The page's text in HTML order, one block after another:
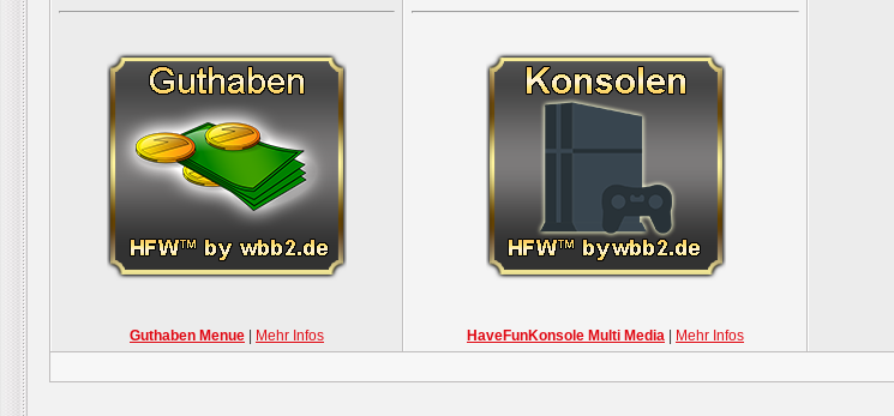
Guthaben Menue Mehr Infos HaveFunKonsole Multi Media Mehr Infos